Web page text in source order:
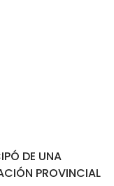
DE UNA
PROVINCIAL